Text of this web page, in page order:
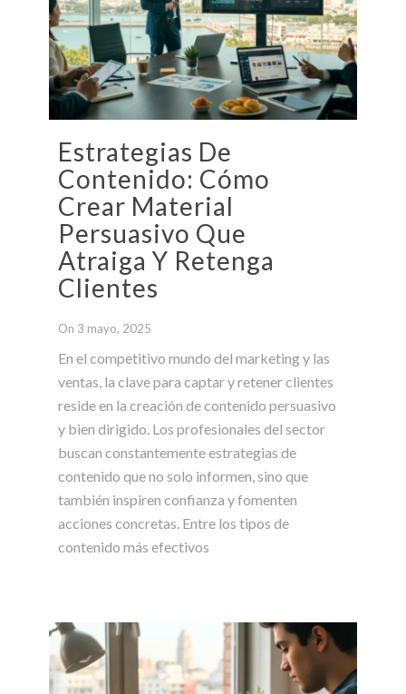
Estrategias De
Contenido: Cómo
Crear Material
Persuasivo Que
Atraiga Y Retenga
Clientes
On 3 mayo, 2025
En el competitivo mundo del marketing y las
ventas, la clave para captar y retener clientes
reside en la creación de contenido persuasivo
y bien dirigido. Los profesionales del sector
buscan constantemente estrategias de
contenido que no solo informen, sino que
también inspiren confianza y fomenten
acciones concretas. Entre los tipos de
contenido más efectivos